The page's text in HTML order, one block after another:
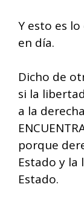
Y esto es
en día.
Dicho de
si la
a la
porque
Estado y la
Estado.